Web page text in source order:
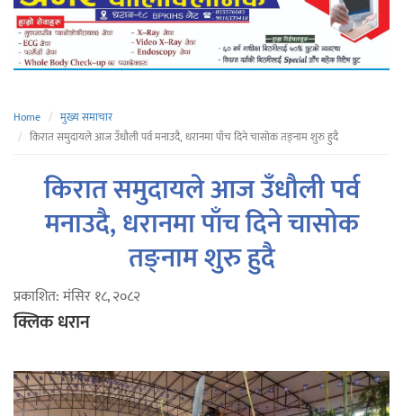
Home
मुख्य समाचार
किरात समुदायले आज उँधौली पर्व मनाउदै, धरानमा पाँच दिने चासोक तङ्नाम शुरु हुदै
किरात समुदायले आज उँधौली पर्व
मनाउदै, धरानमा पाँच दिने चासोक
तङ्नाम शुरु हुदै
प्रकाशित: मंसिर १८, २०८२
क्लिक धरान